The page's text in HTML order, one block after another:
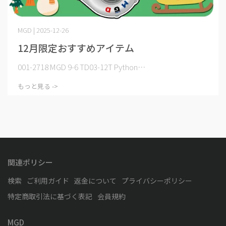
12月限定おすすめアイテム
MGD | 2025-12-26
001-2718 MGD 9-6 TD03-12T Python⋯
もっと見る ->
関連ポリシー
検索 ご利用ガイド 返金について
プライバシーポリシー
特定商取引法に基づく表記 会員規約
MGD